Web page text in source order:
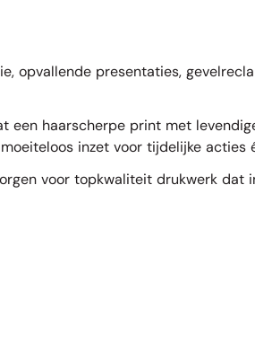
opvallende presentaties,
haarscherpe print met
inzet voor tijdelijke acties
voor topkwaliteit drukwerk